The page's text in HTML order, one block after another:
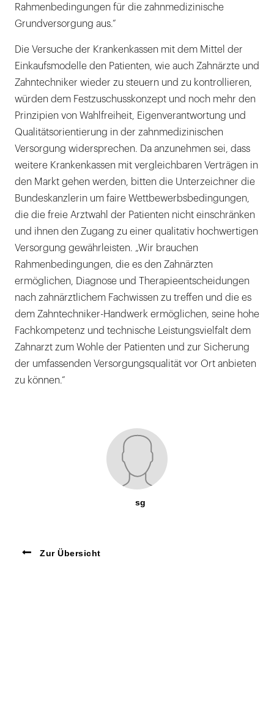
Rahmenbedingungen für die zahnmedizinische
Grundversorgung aus.“
Die Versuche der Krankenkassen mit dem Mittel der
Einkaufsmodelle den Patienten, wie auch Zahnärzte und
Zahntechniker wieder zu steuern und zu kontrollieren,
würden dem Festzuschusskonzept und noch mehr den
Prinzipien von Wahlfreiheit, Eigenverantwortung und
Qualitätsorientierung in der zahnmedizinischen
Versorgung widersprechen. Da anzunehmen sei, dass
weitere Krankenkassen mit vergleichbaren Verträgen in
den Markt gehen werden, bitten die Unterzeichner die
Bundeskanzlerin um faire Wettbewerbsbedingungen,
die die freie Arztwahl der Patienten nicht einschränken
und ihnen den Zugang zu einer qualitativ hochwertigen
Versorgung gewährleisten. „Wir brauchen
Rahmenbedingungen, die es den Zahnärzten
ermöglichen, Diagnose und Therapieentscheidungen
nach zahnärztlichem Fachwissen zu treffen und die es
dem Zahntechniker-Handwerk ermöglichen, seine hohe
Fachkompetenz und technische Leistungsvielfalt dem
Zahnarzt zum Wohle der Patienten und zur Sicherung
der umfassenden Versorgungsqualität vor Ort anbieten
zu können.“
sg
Zur Übersicht